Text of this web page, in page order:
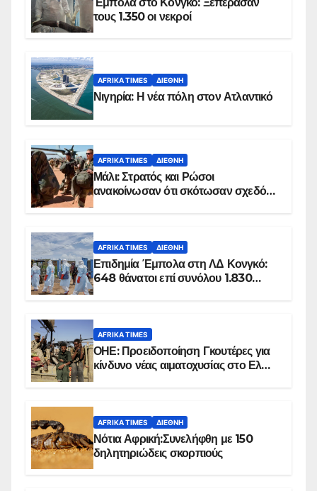
τους 1.350 οι νεκροί
AFRIKA TIMES ΔΙΕΘΝΉ
Νιγηρία: Η νέα πόλη στον Ατλαντικό
AFRIKA TIMES ΔΙΕΘΝΉ
Μάλι: Στρατός και Ρώσοι
ανακοίνωσαν ότι σκότωσαν σχεδόν
AFRIKA TIMES ΔΙΕΘΝΉ
Επιδημία Έμπολα στη ΛΔ Κονγκό:
648 θάνατοι επί συνόλου 1.830
AFRIKA TIMES
ΟΗΕ: Προειδοποίηση Γκουτέρες για
κίνδυνο νέας αιματοχυσίας στο Ελ
AFRIKA TIMES ΔΙΕΘΝΉ
Νότια Αφρική:Συνελήφθη με 150
δηλητηριώδεις σκορπιούς